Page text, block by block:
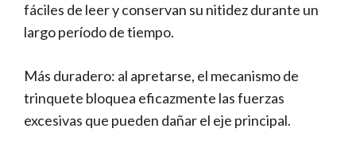
fáciles de leer y conservan su nitidez durante un
largo período de tiempo.
Más duradero: al apretarse, el mecanismo de
trinquete bloquea eficazmente las fuerzas
excesivas que pueden dañar el eje principal.